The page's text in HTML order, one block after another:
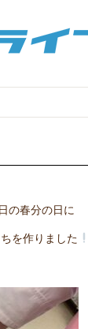
の春分の日に
を作りました